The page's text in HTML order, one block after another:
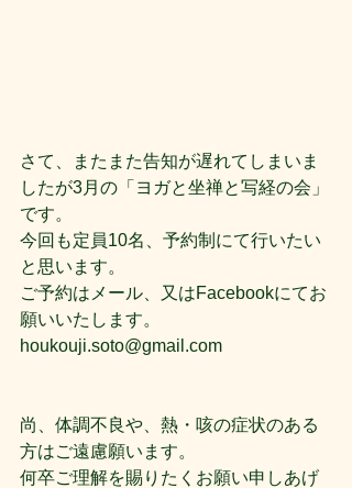
さて、またまた告知が遅れてしまいま
したが3月の「ヨガと坐禅と写経の会」
です。
今回も定員10名、予約制にて行いたい
と思います。
ご予約はメール、又はFacebookにてお
願いいたします。
houkouji.soto@gmail.com
尚、体調不良や、熱・咳の症状のある
方はご遠慮願います。
何卒ご理解を賜りたくお願い申しあげ